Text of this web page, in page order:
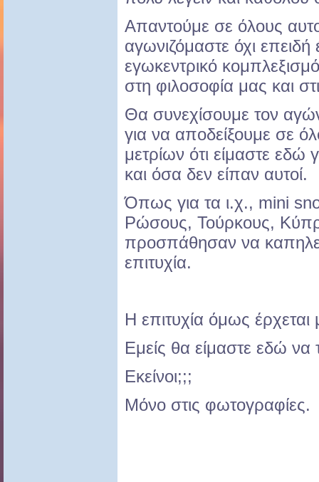
Απαντούμε σε όλους
αγωνιζόμαστε όχι επειδή
εγωκεντρικό
στη φιλοσοφία μας και
Θα συνεχίσουμε τον
για να αποδείξουμε σε
μετρίων ότι είμαστε
και όσα δεν είπαν αυτοί.
Όπως για τα ι.χ., mini
Ρώσους, Τούρκους,
προσπάθησαν να
επιτυχία.
Η επιτυχία όμως έρχεται
Εμείς θα είμαστε εδώ να
Εκείνοι;;;
Μόνο στις φωτογραφίες.